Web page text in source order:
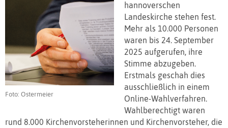
Foto: Ostermeier
hannoverschen
Landeskirche stehen fest.
Mehr als 10.000 Personen
waren bis 24. September
2025 aufgerufen, ihre
Stimme abzugeben.
Erstmals geschah dies
ausschließlich in einem
Online-Wahlverfahren.
Wahlberechtigt waren
rund 8.000 Kirchenvorsteherinnen und Kirchenvorsteher, die